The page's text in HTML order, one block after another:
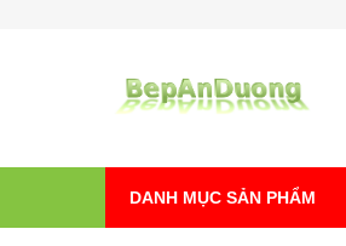
DANH MỤC SẢN PHẨM